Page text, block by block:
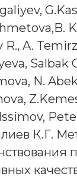
A.
Salbak
N.
К.Г.